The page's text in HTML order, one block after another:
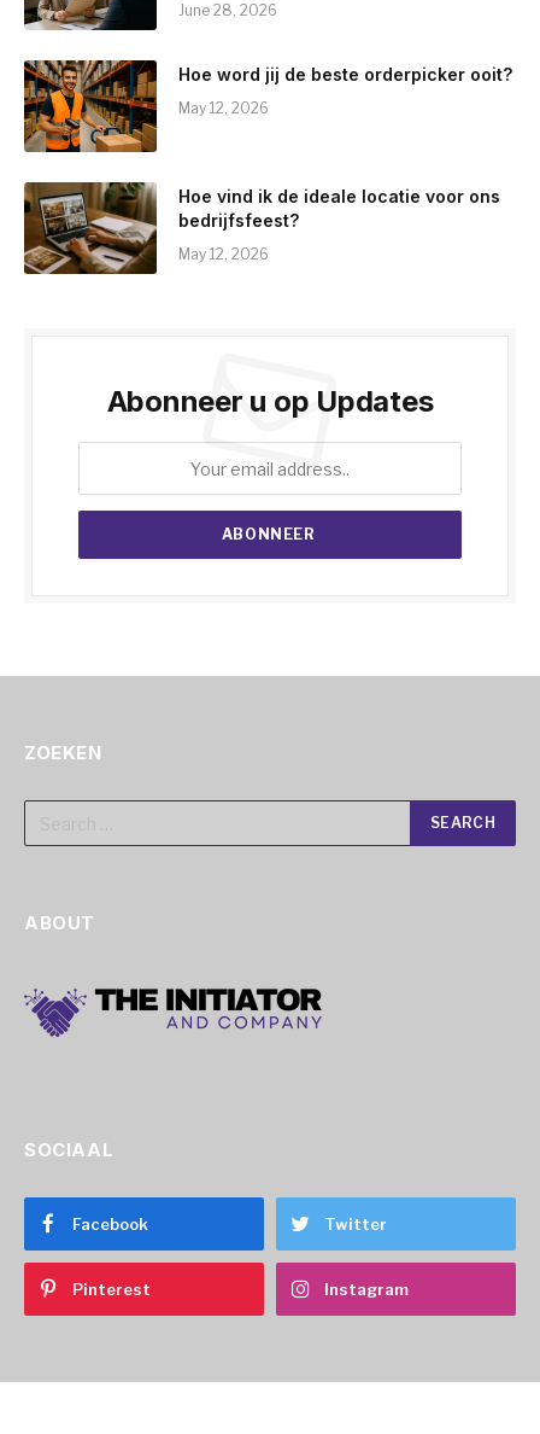
June 28, 2026
Hoe word jij de beste orderpicker ooit?
May 12, 2026
Hoe vind ik de ideale locatie voor ons
bedrijfsfeest?
May 12, 2026
Abonneer u op Updates
ZOEKEN
ABOUT
SOCIAAL
Facebook Twitter
Pinterest Instagram